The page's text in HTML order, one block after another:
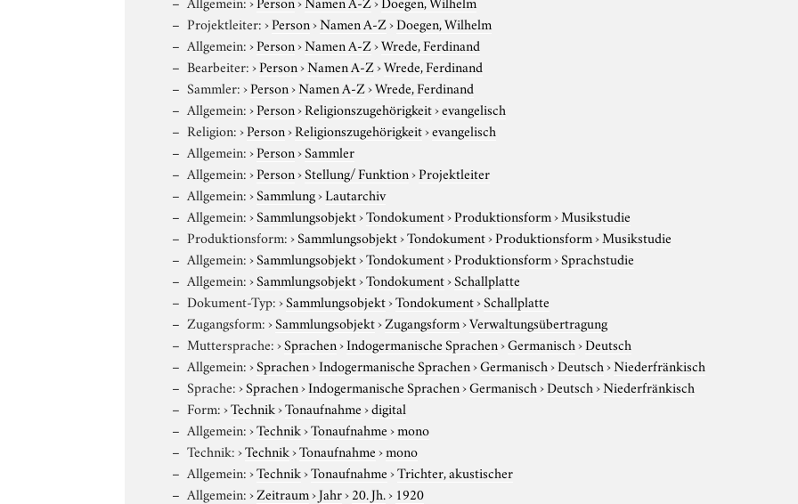
Projektleiter:›Person›Namen A-Z›Doegen, Wilhelm
Allgemein:›Person›Namen A-Z›Wrede, Ferdinand
Bearbeiter:›Person›Namen A-Z›Wrede, Ferdinand
Sammler:›Person›Namen A-Z›Wrede, Ferdinand
Allgemein:›Person›Religionszugehörigkeit›evangelisch
Religion:›Person›Religionszugehörigkeit›evangelisch
Allgemein:›Person›Sammler
Allgemein:›Person›Stellung/ Funktion›Projektleiter
Allgemein:›Sammlung›Lautarchiv
Allgemein:›Sammlungsobjekt›Tondokument›Produktionsform›Musikstudie
Produktionsform:›Sammlungsobjekt›Tondokument›Produktionsform›Musikstudie
Allgemein:›Sammlungsobjekt›Tondokument›Produktionsform›Sprachstudie
Allgemein:›Sammlungsobjekt›Tondokument›Schallplatte
Dokument-Typ:›Sammlungsobjekt›Tondokument›Schallplatte
Zugangsform:›Sammlungsobjekt›Zugangsform›Verwaltungsübertragung
Muttersprache:›Sprachen›Indogermanische Sprachen›Germanisch›Deutsch
Allgemein:›Sprachen›Indogermanische Sprachen›Germanisch›Deutsch›Niederfränkisch
Sprache:›Sprachen›Indogermanische Sprachen›Germanisch›Deutsch›Niederfränkisch
Form:›Technik›Tonaufnahme›digital
Allgemein:›Technik›Tonaufnahme›mono
Technik:›Technik›Tonaufnahme›mono
Allgemein:›Technik›Tonaufnahme›Trichter, akustischer
Allgemein:›Zeitraum›Jahr›20. Jh.› 1920